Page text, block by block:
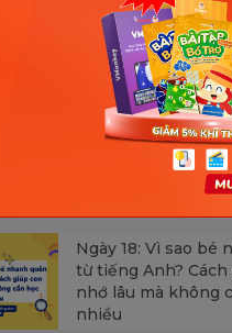
Viết Mới Nhất
[Thảo luận] Cơn
vạ) của trẻ | Kỷ
Ngày 18: Vì sao bé
từ tiếng Anh?
nhớ lâu mà không
nhiều